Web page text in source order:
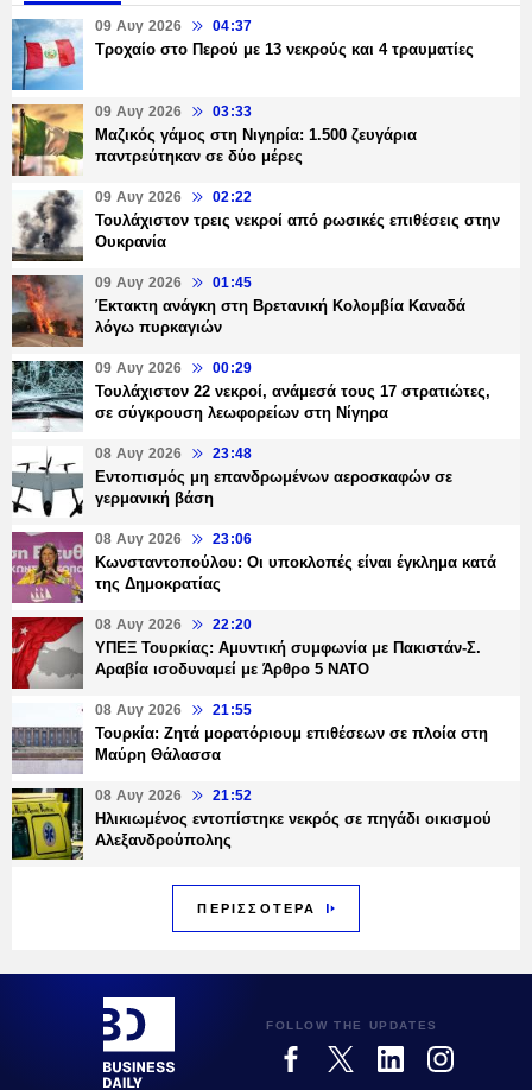
09 Αυγ 2026 04:37
Τροχαίο στο Περού με 13 νεκρούς και 4 τραυματίες
09 Αυγ 2026 03:33
Μαζικός γάμος στη Νιγηρία: 1.500 ζευγάρια
παντρεύτηκαν σε δύο μέρες
09 Αυγ 2026 02:22
Τουλάχιστον τρεις νεκροί από ρωσικές επιθέσεις στην
Ουκρανία
09 Αυγ 2026 01:45
Έκτακτη ανάγκη στη Βρετανική Κολομβία Καναδά
λόγω πυρκαγιών
09 Αυγ 2026 00:29
Τουλάχιστον 22 νεκροί, ανάμεσά τους 17 στρατιώτες,
σε σύγκρουση λεωφορείων στη Νίγηρα
08 Αυγ 2026 23:48
Εντοπισμός μη επανδρωμένων αεροσκαφών σε
γερμανική βάση
08 Αυγ 2026 23:06
Κωνσταντοπούλου: Οι υποκλοπές είναι έγκλημα κατά
της Δημοκρατίας
08 Αυγ 2026 22:20
ΥΠΕΞ Τουρκίας: Αμυντική συμφωνία με Πακιστάν-Σ.
Αραβία ισοδυναμεί με Άρθρο 5 NATO
08 Αυγ 2026 21:55
Τουρκία: Ζητά μορατόριουμ επιθέσεων σε πλοία στη
Μαύρη Θάλασσα
08 Αυγ 2026 21:52
Ηλικιωμένος εντοπίστηκε νεκρός σε πηγάδι οικισμού
Αλεξανδρούπολης
ΠΕΡΙΣΣΟΤΕΡΑ
FOLLOW THE UPDATES